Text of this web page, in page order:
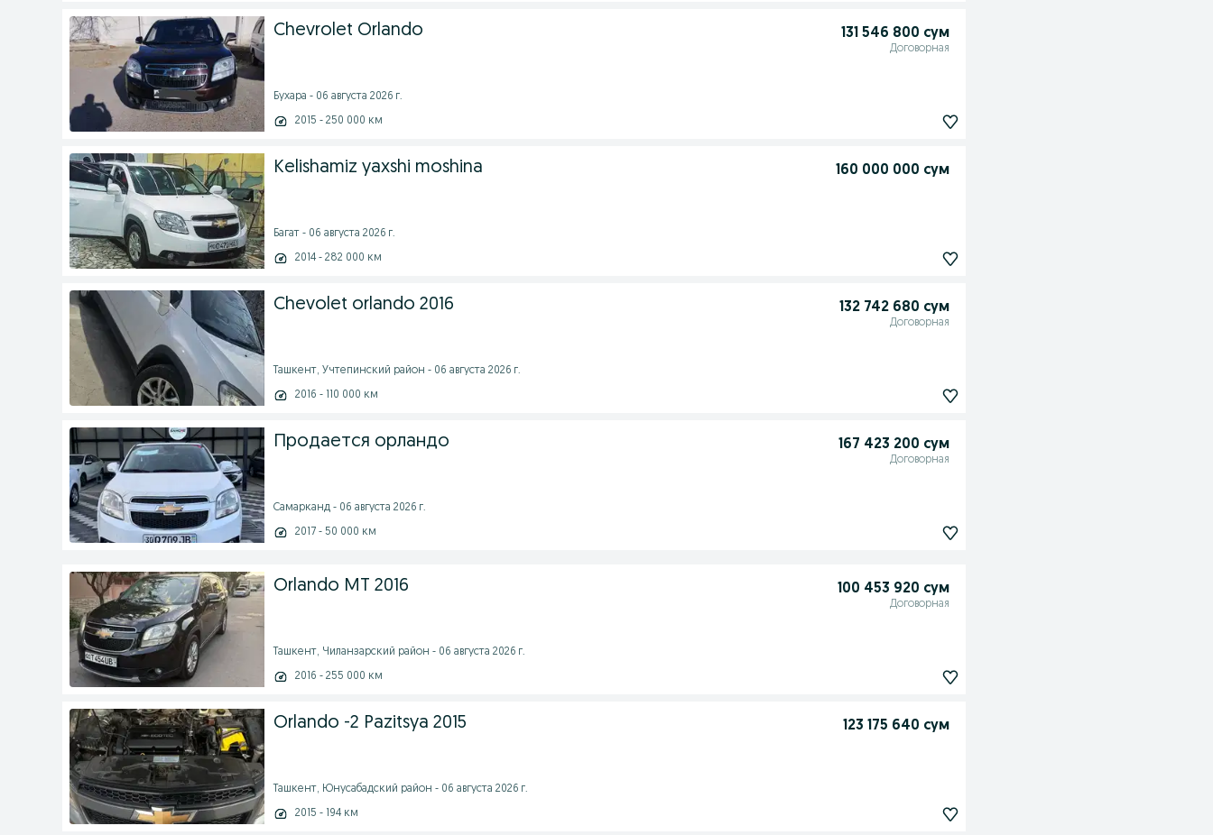
Chevrolet Orlando 131 546 800 сум
Договорная
Бухара - 06 августа 2026 г.
2015 - 250 000 км
Kelishamiz yaxshi moshina 160 000 000 сум
Багат - 06 августа 2026 г.
2014 - 282 000 км
Chevolet orlando 2016 132 742 680 сум
Договорная
Ташкент, Учтепинский район - 06 августа 2026 г.
2016 - 110 000 км
Продается орландо 167 423 200 сум
Договорная
Самарканд - 06 августа 2026 г.
2017 - 50 000 км
Orlando MT 2016 100 453 920 сум
Договорная
Ташкент, Чиланзарский район - 06 августа 2026 г.
2016 - 255 000 км
Orlando -2 Pazitsya 2015 123 175 640 сум
Ташкент, Юнусабадский район - 06 августа 2026 г.
2015 - 194 км